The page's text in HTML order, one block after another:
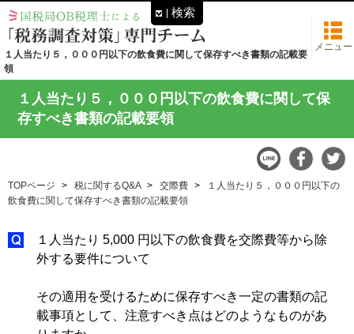
１人当たり５，０００円以下の飲食費に関して保存すべき書類の記載要
領
メニュー
１人当たり５，０００円以下の飲食費に関して保
存すべき書類の記載要領
TOPページ 税に関するQ&A 交際費
１人当たり５，０００円以下の
飲食費に関して保存すべき書類の記載要領
１人当たり 5,000 円以下の飲食費を交際費等から除
外する要件について
その適用を受けるために保存すべき一定の書類の記
載事項として、注意すべき点はどのようなものがあ
検索